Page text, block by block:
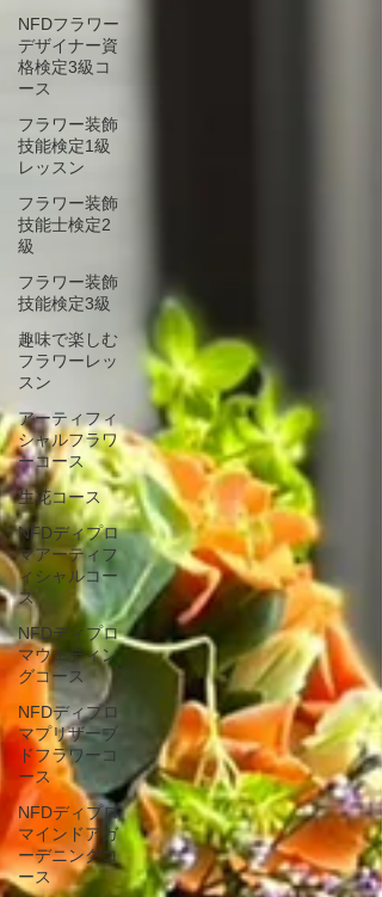
NFDフラワー
デザイナー資
格検定3級コ
ース
フラワー装飾
技能検定1級
レッスン
フラワー装飾
技能士検定2
級
フラワー装飾
技能検定3級
趣味で楽しむ
フラワーレッ
スン
アーティフィ
シャルフラワ
ーコース
生花コース
NFDディプロ
マアーティフ
ィシャルコー
ス
NFDディプロ
マウエディン
グコース
NFDディプロ
マプリザーブ
ドフラワーコ
ース
NFDディプロ
マインドアガ
ーデニングコ
ース